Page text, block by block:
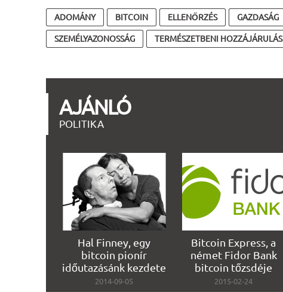
ADOMÁNY BITCOIN ELLENŐRZÉS GAZDASÁG
SZEMÉLYAZONOSSÁG TERMÉSZETBENI HOZZÁJÁRULÁS
AJÁNLÓ
POLITIKA
Hal Finney, egy
bitcoin pionír
időutazásánk kezdete
2014-09-05
Bitcoin Express, a
német Fidor Bank
bitcoin tőzsdéje
2015-02-24